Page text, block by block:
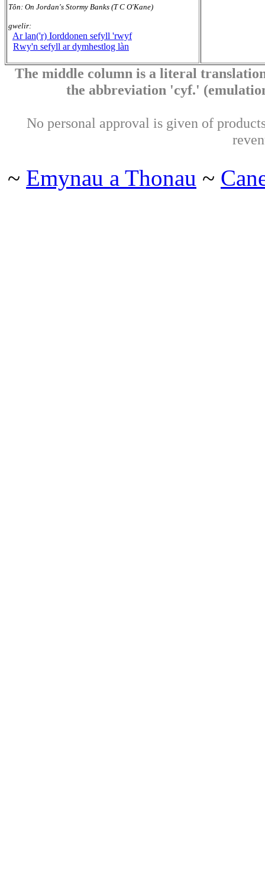
Tôn: On Jordan's Stormy Banks (T C O'Kane)
gwelir:
Ar lan('r) Iorddonen sefyll 'rwyf
Rwy'n sefyll ar dymhestlog làn
The middle column is a literal
the abbreviation 'cyf.'
No personal approval is given of
~ Emynau a Thonau ~